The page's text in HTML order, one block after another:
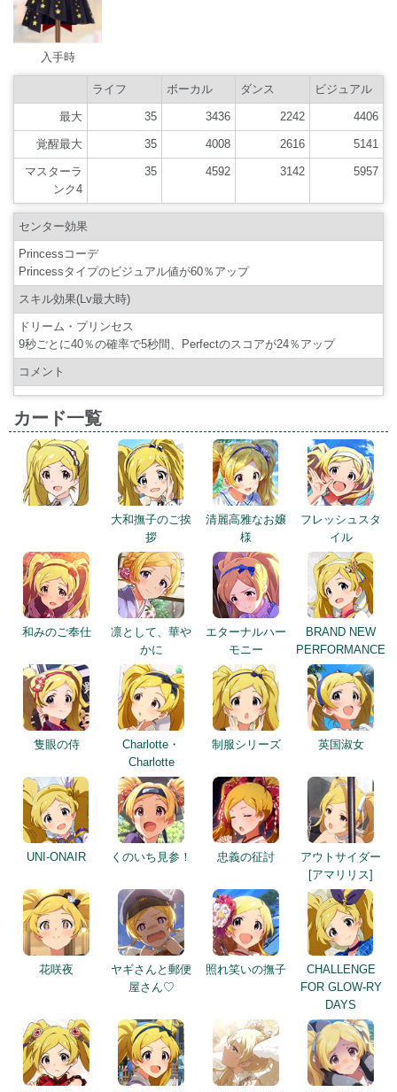
入手時
ライフ ボーカル ダンス ビジュアル
最大 35 3436 2242 4406
覚醒最大 35 4008 2616 5141
マスターラ
ンク4
35 4592 3142 5957
センター効果
Princessコーデ
Princessタイプのビジュアル値が60％アップ
スキル効果(Lv最大時)
ドリーム・プリンセス
9秒ごとに40％の確率で5秒間、Perfectのスコアが24％アップ
コメント
カード一覧
大和撫子のご挨
拶
清麗高雅なお嬢
様
フレッシュスタ
イル
和みのご奉仕
凛として、華や
かに
エターナルハー
モニー
BRAND NEW
PERFORMANCE
隻眼の侍
Charlotte・
Charlotte
制服シリーズ 英国淑女
UNI-ONAIR くのいち見参！ 忠義の征討
アウトサイダー
[アマリリス]
花咲夜
ヤギさんと郵便
屋さん♡
照れ笑いの撫子
CHALLENGE
FOR GLOW-RY
DAYS